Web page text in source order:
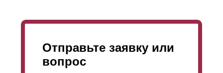
Отправьте заявку или
вопрос